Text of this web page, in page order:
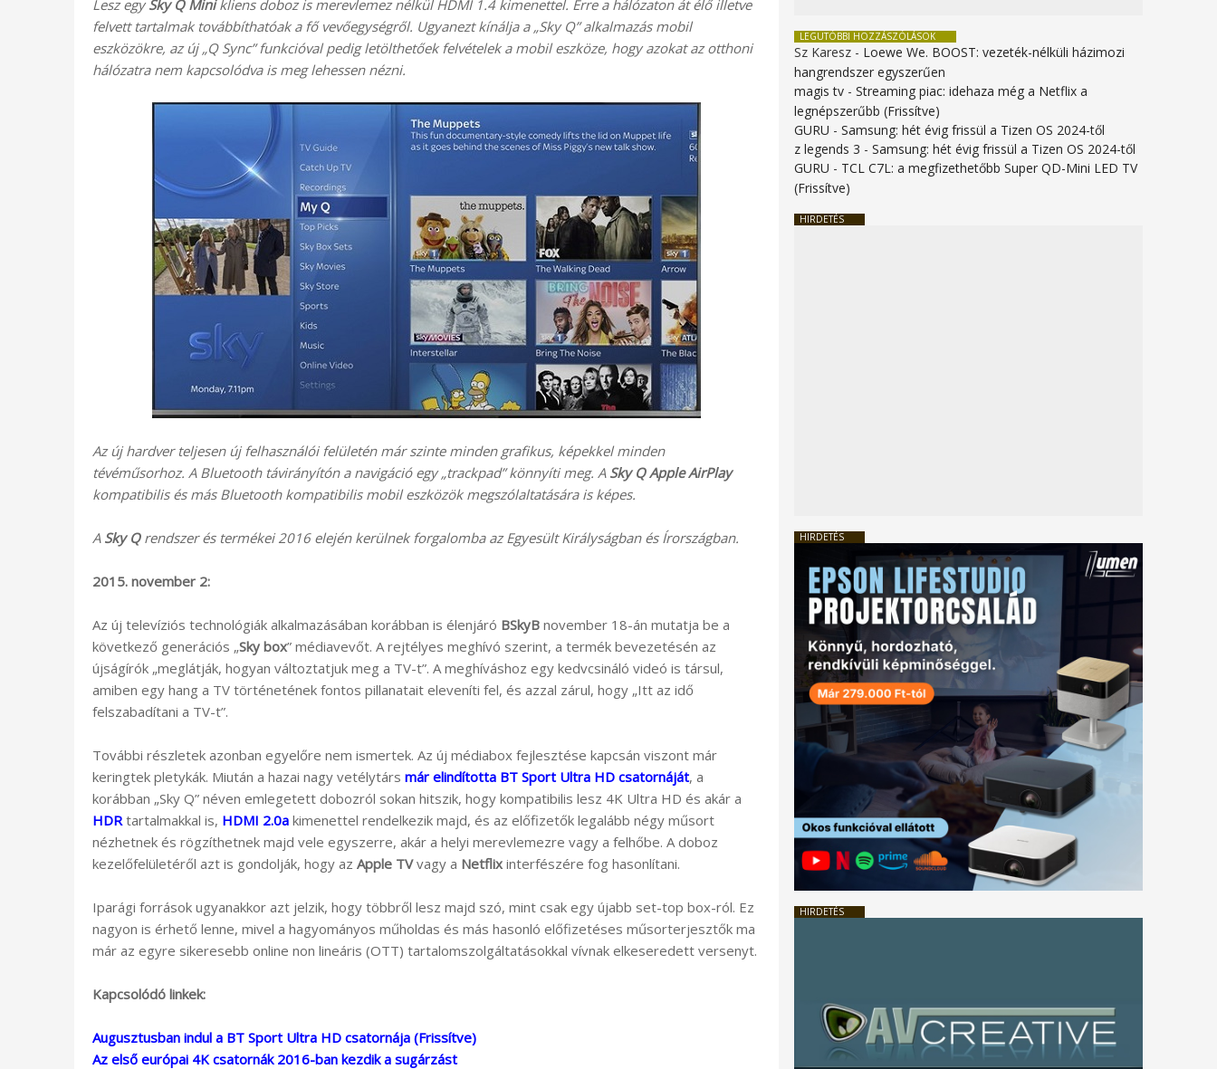
Lesz egySky Q Minikliens doboz is merevlemez nélkül HDMI 1.4 kimenettel. Erre a hálózaton át élő illetve
felvett tartalmak továbbíthatóak a fő vevőegységről. Ugyanezt kínálja a „Sky Q” alkalmazás mobil
eszközökre, az új „Q Sync” funkcióval pedig letölthetőek felvételek a mobil eszköze, hogy azokat az otthoni
hálózatra nem kapcsolódva is meg lehessen nézni.
Az új hardver teljesen új felhasználói felületén már szinte minden grafikus, képekkel minden
tévéműsorhoz. A Bluetooth távirányítón a navigáció egy „trackpad” könnyíti meg. A Sky Q Apple AirPlay
kompatibilis és más Bluetooth kompatibilis mobil eszközök megszólaltatására is képes.
A Sky Qrendszer és termékei 2016 elején kerülnek forgalomba az Egyesült Királyságban és Írországban.
2015. november 2:
Az új televíziós technológiák alkalmazásában korábban is élenjáró BSkyB november 18-án mutatja be a
következő generációs „Sky box” médiavevőt. A rejtélyes meghívó szerint, a termék bevezetésén az
újságírók „meglátják, hogyan változtatjuk meg a TV-t”. A meghíváshoz egy kedvcsináló videó is társul,
amiben egy hang a TV történetének fontos pillanatait eleveníti fel, és azzal zárul, hogy „Itt az idő
felszabadítani a TV-t”.
További részletek azonban egyelőre nem ismertek. Az új médiabox fejlesztése kapcsán viszont már
keringtek pletykák. Miután a hazai nagy vetélytárs már elindította BT Sport Ultra HD csatornáját, a
korábban „Sky Q” néven emlegetett dobozról sokan hitszik, hogy kompatibilis lesz 4K Ultra HD és akár a
HDR tartalmakkal is, HDMI 2.0a kimenettel rendelkezik majd, és az előfizetők legalább négy műsort
nézhetnek és rögzíthetnek majd vele egyszerre, akár a helyi merevlemezre vagy a felhőbe. A doboz
kezelőfelületéről azt is gondolják, hogy az Apple TVvagy a Netflix interfészére fog hasonlítani.
Iparági források ugyanakkor azt jelzik, hogy többről lesz majd szó, mint csak egy újabb set-top box-ról. Ez
nagyon is érhető lenne, mivel a hagyományos műholdas és más hasonló előfizetéses műsorterjesztők ma
már az egyre sikeresebb online non lineáris (OTT) tartalomszolgáltatásokkal vívnak elkeseredett versenyt.
Kapcsolódó linkek:
Augusztusban indul a BT Sport Ultra HD csatornája (Frissítve)
Az első európai 4K csatornák 2016-ban kezdik a sugárzást
LEGUTÓBBI HOZZÁSZÓLÁSOK
Sz Karesz - Loewe We. BOOST: vezeték-nélküli házimozi
hangrendszer egyszerűen
magis tv -Streaming piac: idehaza még a Netflix a
legnépszerűbb (Frissítve)
GURU -Samsung: hét évig frissül a Tizen OS 2024-től
z legends 3 -Samsung: hét évig frissül a Tizen OS 2024-től
GURU - TCL C7L: a megfizethetőbb Super QD-Mini LED TV
(Frissítve)
HIRDETÉS
HIRDETÉS
HIRDETÉS